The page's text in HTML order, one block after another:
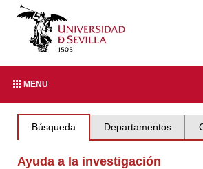
MENU
Búsqueda Departamentos
Ayuda a la investigación